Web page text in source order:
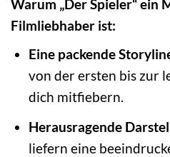
Warum „Der Spieler“ ein
Filmliebhaber ist:
Eine packende
von der ersten bis zur
dich mitfiebern.
Herausragende
liefern eine